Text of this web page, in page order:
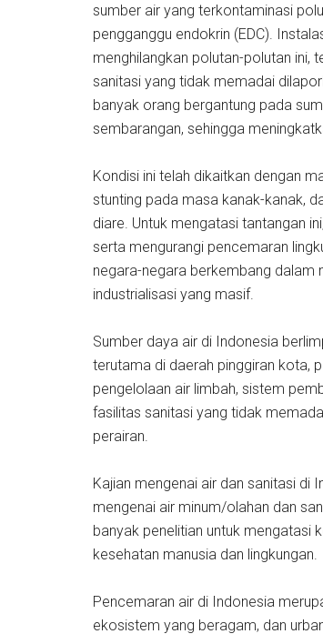
sumber air yang terkontaminasi
pengganggu endokrin (EDC).
menghilangkan polutan-polutan ini,
sanitasi yang tidak memadai
banyak orang bergantung pada
sembarangan, sehingga
Kondisi ini telah dikaitkan dengan
stunting pada masa kanak-kanak,
diare. Untuk mengatasi tantangan
serta mengurangi pencemaran
negara-negara berkembang dalam
industrialisasi yang masif.
Sumber daya air di Indonesia
terutama di daerah pinggiran kota,
pengelolaan air limbah, sistem
fasilitas sanitasi yang tidak
perairan.
Kajian mengenai air dan sanitasi di
mengenai air minum/olahan dan
banyak penelitian untuk mengatasi
kesehatan manusia dan lingkungan.
Pencemaran air di Indonesia
ekosistem yang beragam, dan